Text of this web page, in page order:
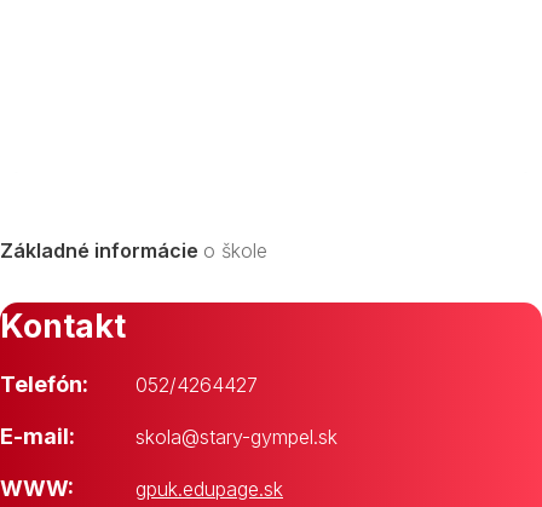
Základné informácie o škole
Kontakt
Telefón: 052/4264427
E-mail: skola@stary-gympel.sk
WWW: gpuk.edupage.sk